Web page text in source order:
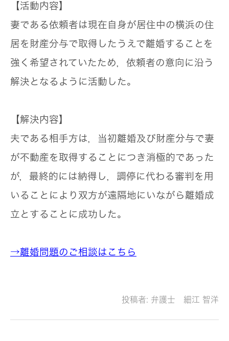
【活動内容】
妻である依頼者は現在自身が居住中の横浜の住
居を財産分与で取得したうえで離婚することを
強く希望されていたため，依頼者の意向に沿う
解決となるように活動した。
【解決内容】
夫である相手方は，当初離婚及び財産分与で妻
が不動産を取得することにつき消極的であった
が，最終的には納得し，調停に代わる審判を用
いることにより双方が遠隔地にいながら離婚成
立とすることに成功した。
→離婚問題のご相談はこちら
投稿者: 弁護士 細江 智洋